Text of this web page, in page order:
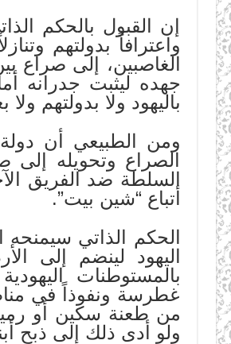
إن القبول بالحكم
واعترافاً بدولتهم
الغاصبين، إلى صراع
جهده ليثبت جدرانه
باليهود ولا بدولتهم
ومن الطبيعي أن
الصراع وتحويله
السلطة ضد الفريق
أتباع “شين بيت”.
الحكم الذاتي سيمنحه
اليهود لينضم إلى
بالمستوطنات
غطرسة ونفوذاً في
من طعنة سكين أو
ولو أدى ذلك إلى ذبح